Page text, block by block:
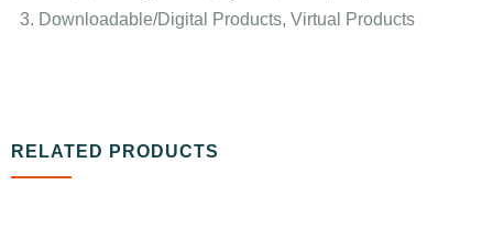
Downloadable/Digital Products, Virtual Products
RELATED PRODUCTS